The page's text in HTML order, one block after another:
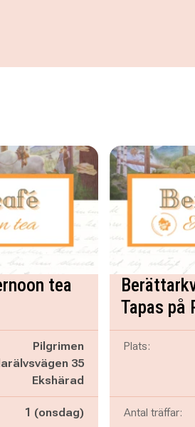
tea
Pilgrimen
35
Ekshärad
1 (onsdag)
Tapas på
Plats:
Antal träffar: